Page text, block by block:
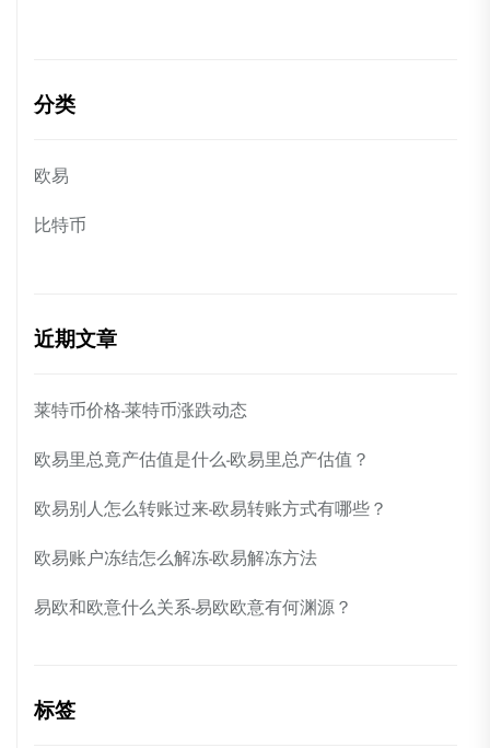
分类
欧易
比特币
近期文章
莱特币价格-莱特币涨跌动态
欧易里总竟产估值是什么-欧易里总产估值？
欧易别人怎么转账过来-欧易转账方式有哪些？
欧易账户冻结怎么解冻-欧易解冻方法
易欧和欧意什么关系-易欧欧意有何渊源？
标签